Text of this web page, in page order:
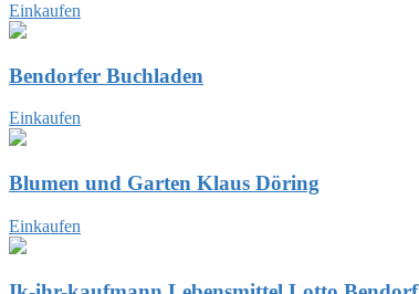
Einkaufen
Bendorfer Buchladen
Einkaufen
Blumen und Garten Klaus Döring
Einkaufen